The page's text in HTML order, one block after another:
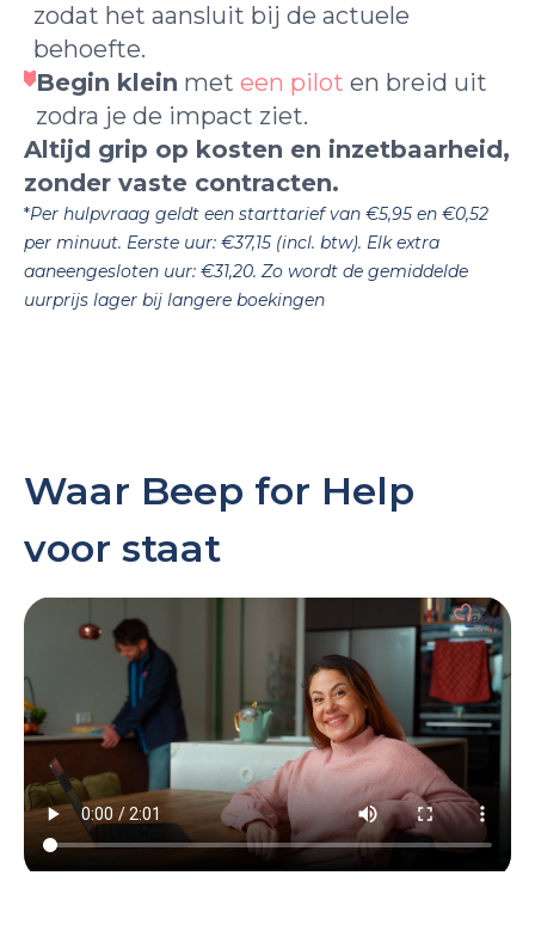
zodat het aansluit bij de actuele
behoefte.
Begin klein meteen pilot en breid uit
zodra je de impact ziet.
Altijd grip op kosten en inzetbaarheid,
zonder vaste contracten.
*Per hulpvraag geldt een starttarief van €5,95 en €0,52
per minuut. Eerste uur: €37,15 (incl. btw). Elk extra
aaneengesloten uur: €31,20. Zo wordt de gemiddelde
uurprijs lager bij langere boekingen
Waar Beep for Help
voor staat